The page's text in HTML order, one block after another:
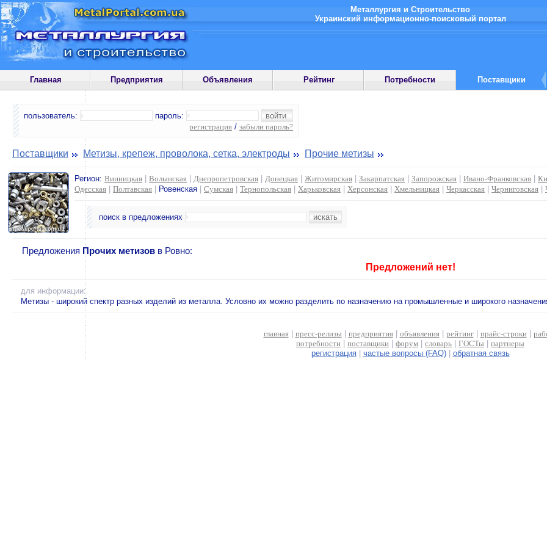
Металлургия и Строительство
Украинский информационно-поисковый портал
Главная Предприятия Объявления Рейтинг Потребности Поставщики
пользователь:
пароль:
регистрация / забыли пароль?
Поставщики Метизы, крепеж, проволока, сетка, электроды Прочие метизы
Регион: Винницкая Волынская Днепропетровская Донецкая Житомирская Закарпатская Запорожская Ивано-Франковская
Одесская
Полтавская Ровенская Сумская Тернопольская Харьковская Херсонская Хмельницкая Черкасская Черниговская
поиск в предложениях
Предложения Прочих метизов в Ровно:
Предложений нет!
для информации:
Метизы - широкий спектр разных изделий из металла. Условно их можно разделить по назначению на промышленные и широкого
главная| пресс-релизы предприятия| объявления| рейтинг| прайс-строки|
потребности
поставщики форум словарь ГОСТы
партнеры
регистрация| частые вопросы (FAQ)| обратная связь